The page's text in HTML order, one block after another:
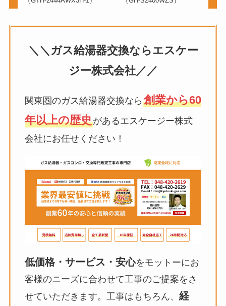
＼＼ガス給湯器交換ならエスケー
ジー株式会社／／
関東圏のガス給湯器交換なら 創業から60
年以上の歴史があるエスケージー株式
会社にお任せください！
低価格・サービス・安心をモットーにお
客様のニーズに合わせて工事のご提案をさ
せていただきます。工事はもちろん、 経